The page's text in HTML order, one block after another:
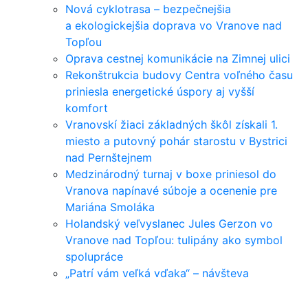
Nová cyklotrasa – bezpečnejšia
a ekologickejšia doprava vo Vranove nad
Topľou
Oprava cestnej komunikácie na Zimnej ulici
Rekonštrukcia budovy Centra voľného času
priniesla energetické úspory aj vyšší
komfort
Vranovskí žiaci základných škôl získali 1.
miesto a putovný pohár starostu v Bystrici
nad Pernštejnem
Medzinárodný turnaj v boxe priniesol do
Vranova napínavé súboje a ocenenie pre
Mariána Smoláka
Holandský veľvyslanec Jules Gerzon vo
Vranove nad Topľou: tulipány ako symbol
spolupráce
„Patrí vám veľká vďaka“ – návšteva